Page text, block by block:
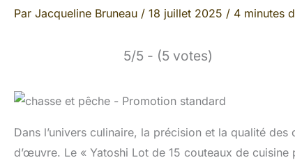
Par Jacqueline Bruneau / 18 juillet 2025 / 4 minutes
5/5 - (5 votes)
Dans l’univers culinaire, la précision et la qualité
d’œuvre. Le « Yatoshi Lot de 15 couteaux de